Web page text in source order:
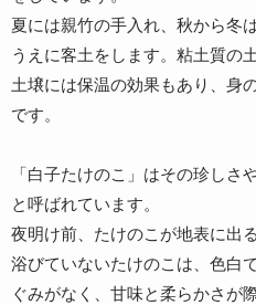
夏には親竹の手入れ、秋から冬
うえに客土をします。粘土質の
土壌には保温の効果もあり、身
です。
「白子たけのこ」はその珍しさ
と呼ばれています。
夜明け前、たけのこが地表に出
浴びていないたけのこは、色白
ぐみがなく、甘味と柔らかさが